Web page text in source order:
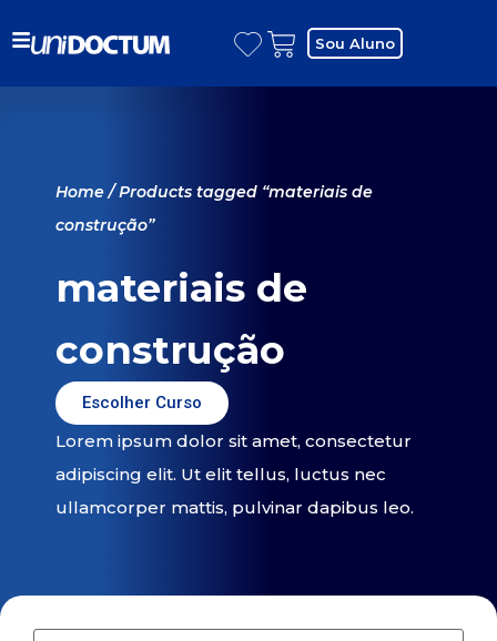
Sou Aluno
Home/ Products tagged “materiais de
construção”
materiais de
construção
Escolher Curso
Lorem ipsum dolor sit amet, consectetur
adipiscing elit. Ut elit tellus, luctus nec
ullamcorper mattis, pulvinar dapibus leo.